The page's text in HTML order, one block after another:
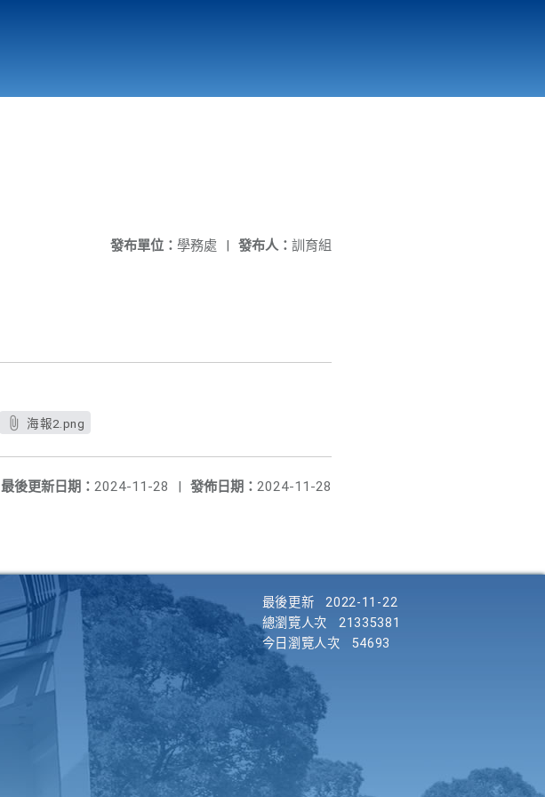
發布人： 訓育組
發布單位： 學務處 |
海報2.png
發佈日期： 2024-11-28
最後更新日期： 2024-11-28 |
最後更新
2022-11-22
總瀏覽人次
21335381
今日瀏覽人次
54693